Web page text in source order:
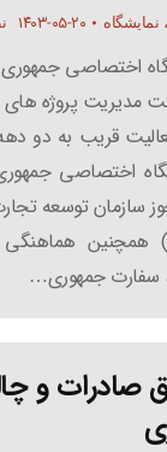
۱۴۰۳-۰۵-۲۰
اختصاصی جمهوری
مدیریت پروژه های
قریب به دو دهه
اختصاصی
مورخ ۱۴۰۳/۰۲/۰۱) همچنین
سفارت جمهوری…
صادرات و